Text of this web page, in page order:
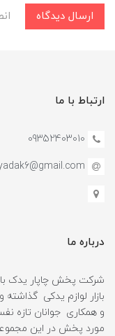
ارسال دیدگاه
ارتباط با ما
09352403010
درباره ما
بازار لوازم یدکی
و همکاری جوانان تازه
مورد پخش در این